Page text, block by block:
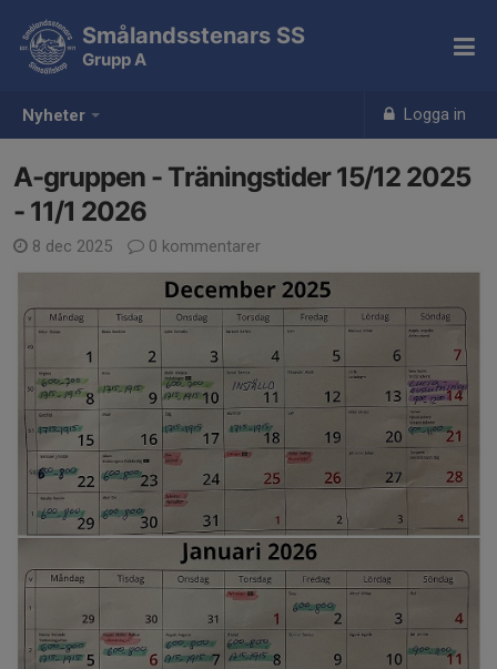
Nyheter Logga in
Smålandsstenars SS
Grupp A
A-gruppen - Träningstider 15/12 2025
- 11/1 2026
8 dec 2025 0 kommentarer